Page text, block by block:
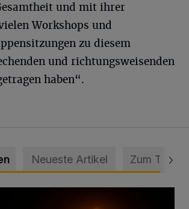
und mit ihrer
Workshops und
zu diesem
und richtungsweisenden
haben“.
Neueste Artikel Zum Thema